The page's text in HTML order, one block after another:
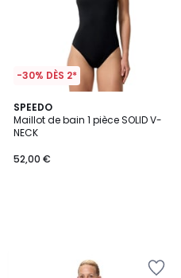
-30% DÈS 2*
SPEEDO
Maillot de bain 1 pièce SOLID V-
NECK
52,00 €